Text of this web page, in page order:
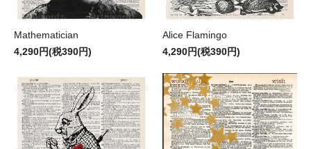
Mathematician
4,290円(税390円)
Alice Flamingo
4,290円(税390円)